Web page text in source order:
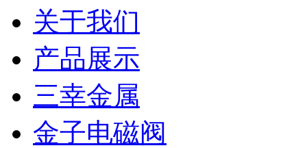
关于我们
产品展示
三幸金属
金子电磁阀